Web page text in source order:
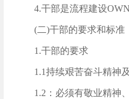
4.干部是流程建设
(二)干部的要求和标准
1.干部的要求
1.1持续艰苦奋斗精神
1.2：必须有敬业精神